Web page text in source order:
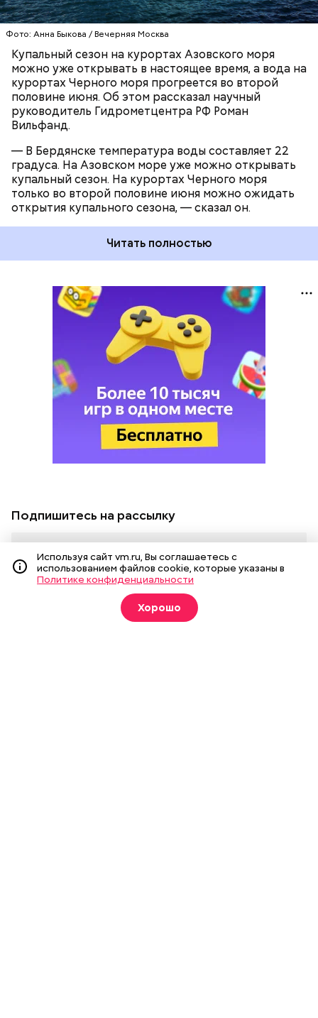
Фото: Анна Быкова / Вечерняя Москва
Купальный сезон на курортах Азовского моря
можно уже открывать в настоящее время, а вода на
курортах Черного моря прогреется во второй
половине июня. Об этом рассказал научный
руководитель Гидрометцентра РФ Роман
Вильфанд.
— В Бердянске температура воды составляет 22
градуса. На Азовском море уже можно открывать
купальный сезон. На курортах Черного моря
только во второй половине июня можно ожидать
открытия купального сезона, — сказал он.
Читать полностью
Подпишитесь на рассылку
Я даюсогласиена обработку своих
персональных данных.
Используя сайт vm.ru, Вы соглашаетесь с
использованием файлов cookie, которые указаны в
Политике конфиденциальности
Хорошо